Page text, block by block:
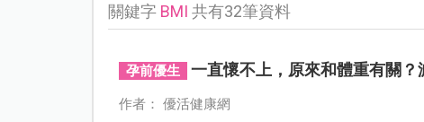
關鍵字 BMI 共有32筆資料
孕前優生 一直懷不上，原來和體重有關
作者： 優活健康網